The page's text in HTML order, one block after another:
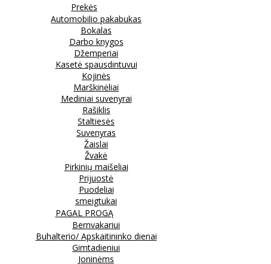
Prekės
Automobilio pakabukas
Bokalas
Darbo knygos
Džemperiai
Kasetė spausdintuvui
Kojinės
Marškinėliai
Mediniai suvenyrai
Rašiklis
Staltiesės
Suvenyras
Žaislai
Žvakė
Pirkinių maišeliai
Prijuostė
Puodeliai
smeigtukai
PAGAL PROGĄ
Bernvakariui
Buhalterio/ Apskaitininko dienai
Gimtadieniui
Joninėms